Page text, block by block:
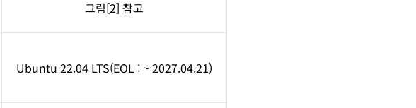
그림[2] 참고
Ubuntu 22.04 LTS(EOL : ~ 2027.04.21)